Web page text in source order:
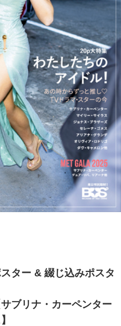
ター & 綴じ込みポスタ
ブリナ・カーペンター